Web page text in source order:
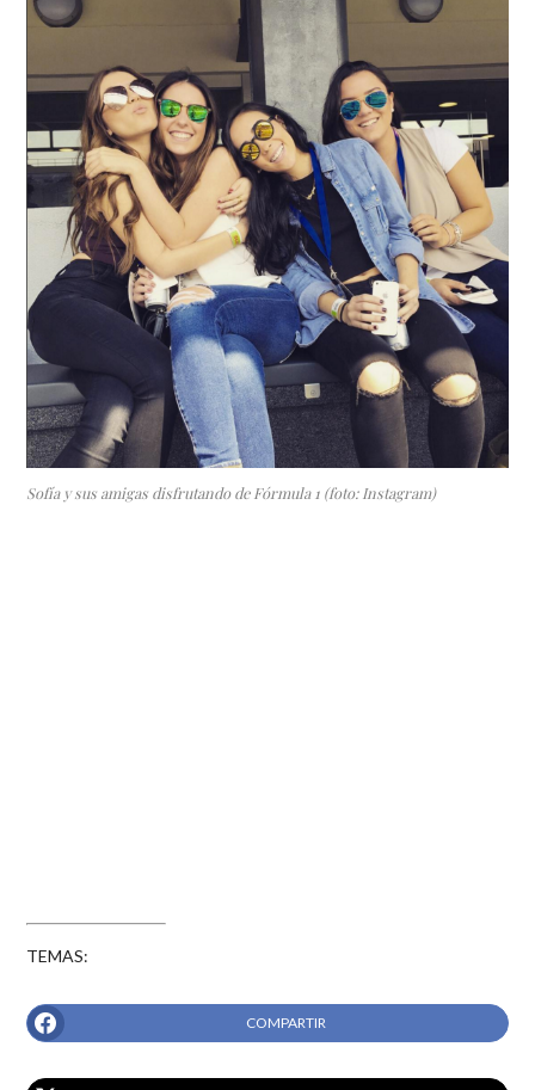
Sofía y sus amigas disfrutando de Fórmula 1 (foto: Instagram)
TEMAS:
COMPARTIR